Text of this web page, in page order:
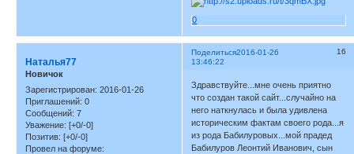
0
Поделиться 16
2016-01-26
13:46:22
Наталья77
Новичок
Зарегистрирован: 2016-01-26
Приглашений: 0
Сообщений: 7
Уважение: [+0/-0]
Позитив: [+0/-0]
Провел на форуме:
Здравствуйте...мне очень приятно
что создан такой сайт...случайно на
него наткнулась и была удивлена
историческим фактам своего рода...я
из рода Бабилуровых...мой прадед
Бабилуров Леонтий Иванович, сын